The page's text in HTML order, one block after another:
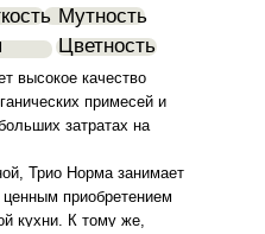
высокое качество
примесей и
затратах на
Трио Норма занимает
приобретением
кухни. К тому же,
Мутность
Цветность